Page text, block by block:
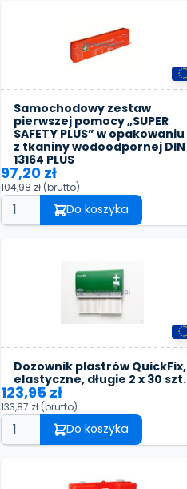
Samochodowy zestaw
pierwszej pomocy „SUPER
SAFETY PLUS” w opakowaniu
z tkaniny wodoodpornej DIN
13164 PLUS
97,20 zł
104,98 zł (brutto)
Do koszyka
Dozownik plastrów QuickFix,
elastyczne, długie 2 x 30 szt.
123,95 zł
133,87 zł (brutto)
Do koszyka